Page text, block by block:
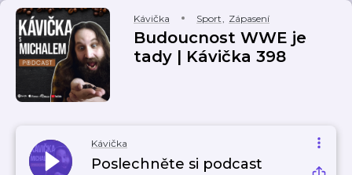
Kávička Sport, Zápasení
Budoucnost WWE je
tady | Kávička 398
Kávička
Poslechněte si podcast